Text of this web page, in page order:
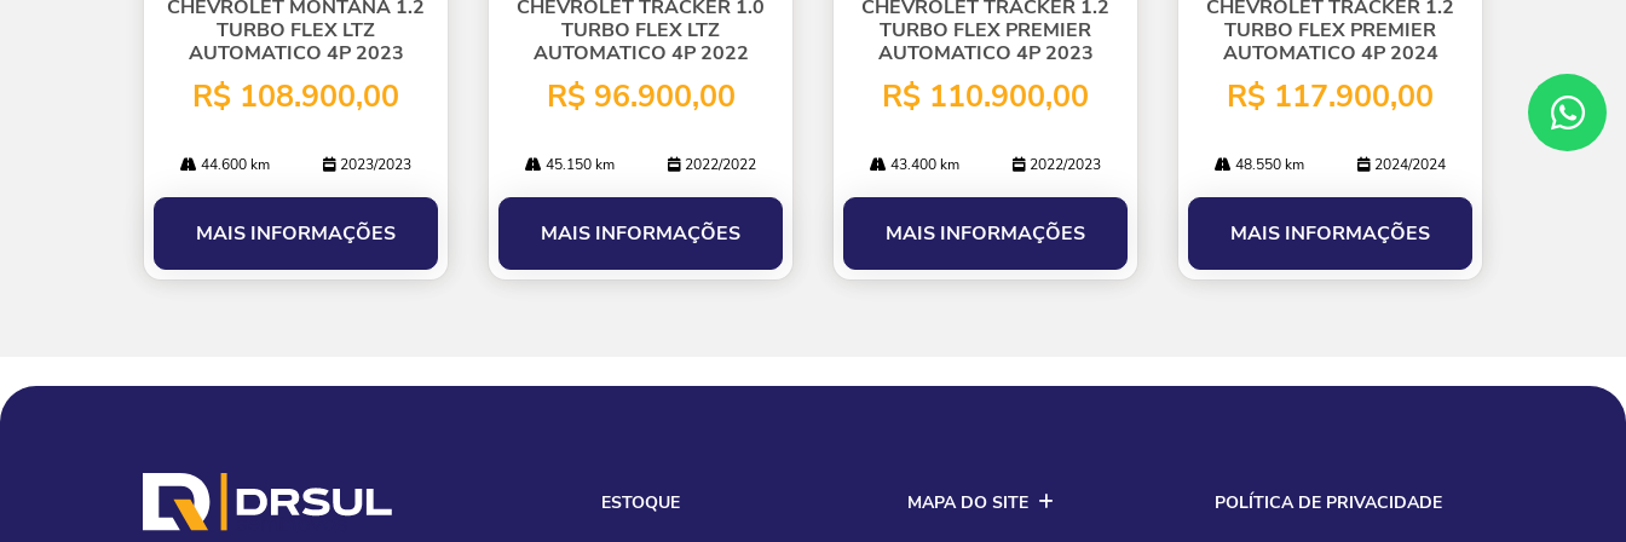
CHEVROLET MONTANA 1.2
TURBO FLEX LTZ
AUTOMATICO 4P 2023
R$ 108.900,00
44.600 km 2023/2023
MAIS INFORMAÇÕES
CHEVROLET TRACKER 1.0
TURBO FLEX LTZ
AUTOMATICO 4P 2022
R$ 96.900,00
45.150 km 2022/2022
MAIS INFORMAÇÕES
CHEVROLET TRACKER 1.2
TURBO FLEX PREMIER
AUTOMATICO 4P 2023
R$ 110.900,00
43.400 km 2022/2023
MAIS INFORMAÇÕES
CHEVROLET TRACKER 1.2
TURBO FLEX PREMIER
AUTOMATICO 4P 2024
R$ 117.900,00
48.550 km 2024/2024
MAIS INFORMAÇÕES
ESTOQUE MAPA DO SITE POLÍTICA DE PRIVACIDADE